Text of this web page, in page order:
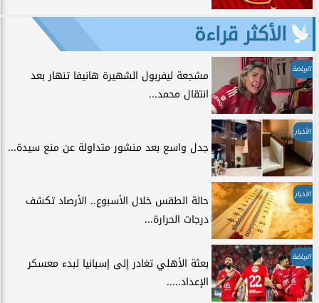
الأكثر قراءة
الرياضة
مشجعة ليفربول الشهيرة هانيفا تنهار بعد
انتقال محمد...
الأخبار
جدل واسع بعد منشور متداولة عن منع سيدة...
الأخبار
حالة الطقس خلال الأسبوع.. الأرصاد تكشف
درجات الحرارة...
الرياضة
بعثة الأهلي تغادر إلى إسبانيا لبدء معسكر
الإعداد.....